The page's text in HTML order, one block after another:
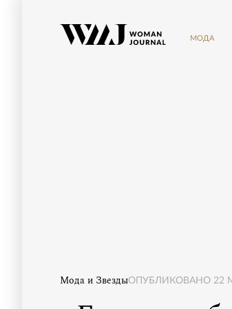
МОДА
Мода и ЗвездыОПУБЛИКОВАНО 22